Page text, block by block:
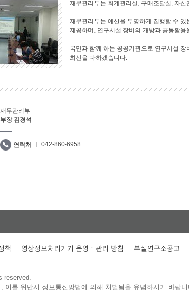
재무관리부는 회계관리실, 구매조달실, 자
재무관리부는 예산을 투명하게 집행할 수
제공하며, 연구시설 장비의 개방과 공동활
국민과 함께 하는 공공기관으로 연구시설
최선을 다하겠습니다.
재무관리부
부장 김경석
연락처 042-860-6958
책 영상정보처리기기 운영ㆍ관리 방침 부설연구소공고
reserved.
를 위반시 정보통신망법에 의해 처벌됨을 유념하시기 바랍니